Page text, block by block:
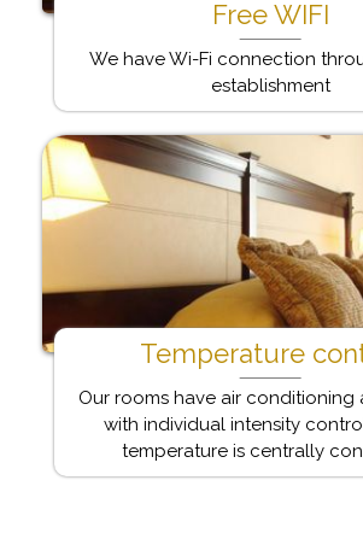
Free WIFI
We have Wi-Fi connection
establishment
Temperature
Our rooms have air conditioning
with individual intensity
temperature is centrally